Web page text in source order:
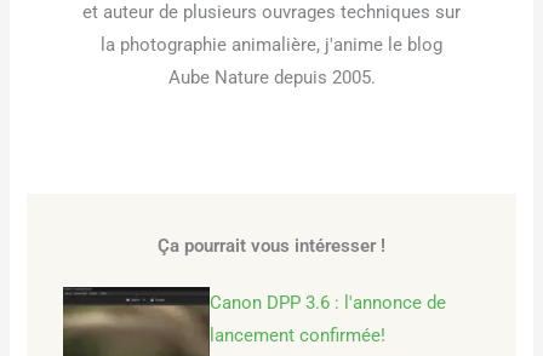
et auteur de plusieurs ouvrages techniques sur
la photographie animalière, j'anime le blog
Aube Nature depuis 2005.
Ça pourrait vous intéresser !
Canon DPP 3.6 : l'annonce de
lancement confirmée!